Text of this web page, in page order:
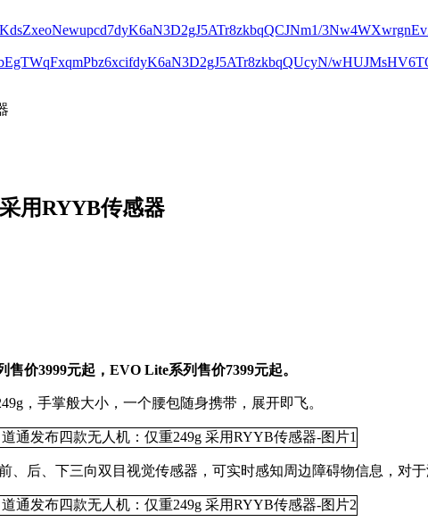
用RYYB传感器
价3999元起，EVO Lite系列售价7399元起。
，手掌般大小，一个腰包随身携带，展开即飞。
后、下三向双目视觉传感器，可实时感知周边障碍物信息，对于